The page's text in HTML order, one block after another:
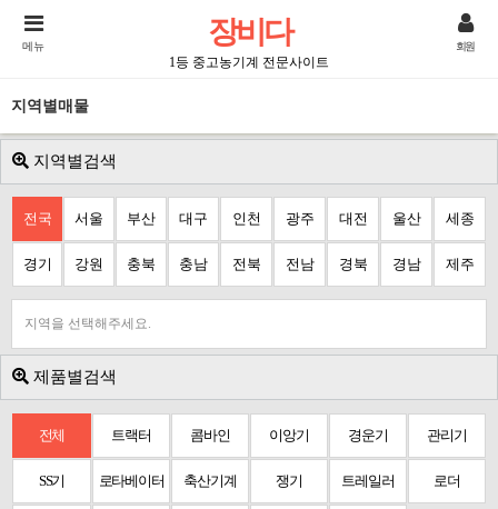
장비다
1등 중고농기계 전문사이트
메뉴 회원
지역별매물
지역별검색
전국 서울 부산 대구 인천 광주 대전 울산 세종
경기 강원 충북 충남 전북 전남 경북 경남 제주
지역을 선택해주세요.
제품별검색
전체 트랙터 콤바인 이앙기 경운기 관리기
SS기 로타베이터 축산기계 쟁기 트레일러 로더